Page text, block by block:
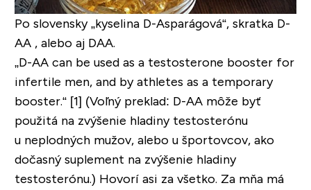
Po slovensky „kyselina D-Asparágová“, skratka D-
AA , alebo aj DAA.
„D-AA can be used as a testosterone booster for
infertile men, and by athletes as a temporary
booster.“[1] (Voľný preklad: D-AA môže byť
použitá na zvýšenie hladiny testosterónu
u neplodných mužov, alebo u športovcov, ako
dočasný suplement na zvýšenie hladiny
testosterónu.) Hovorí asi za všetko. Za mňa má